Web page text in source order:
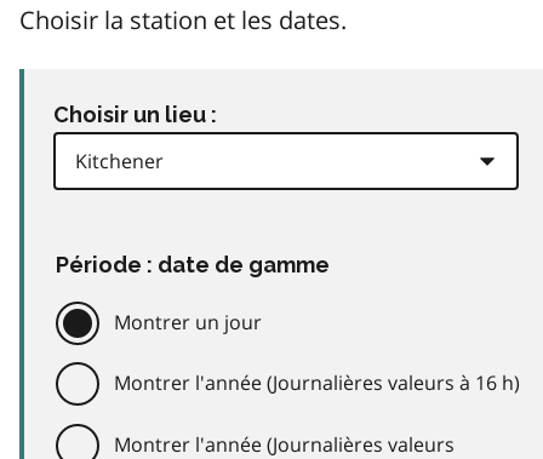
Choisir la station et les dates.
Choisir un lieu :
Période : date de gamme
Montrer un jour
Montrer l'année (Journalières valeurs à 16 h)
Montrer l'année (Journalières valeurs